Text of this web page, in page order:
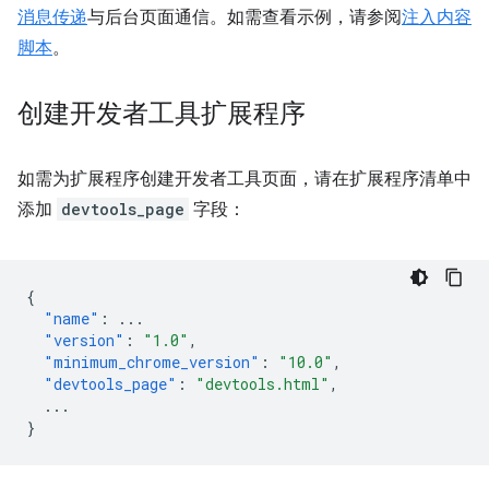
消息传递与后台页面通信。如需查看示例，请参阅注入内容
脚本。
创建开发者工具扩展程序
如需为扩展程序创建开发者工具页面，请在扩展程序清单中
添加 devtools_page 字段：
{
"name" :
...
"version" : "1.0" ,
"minimum_chrome_version" : "10.0" ,
"devtools_page" : "devtools.html" ,
...
}